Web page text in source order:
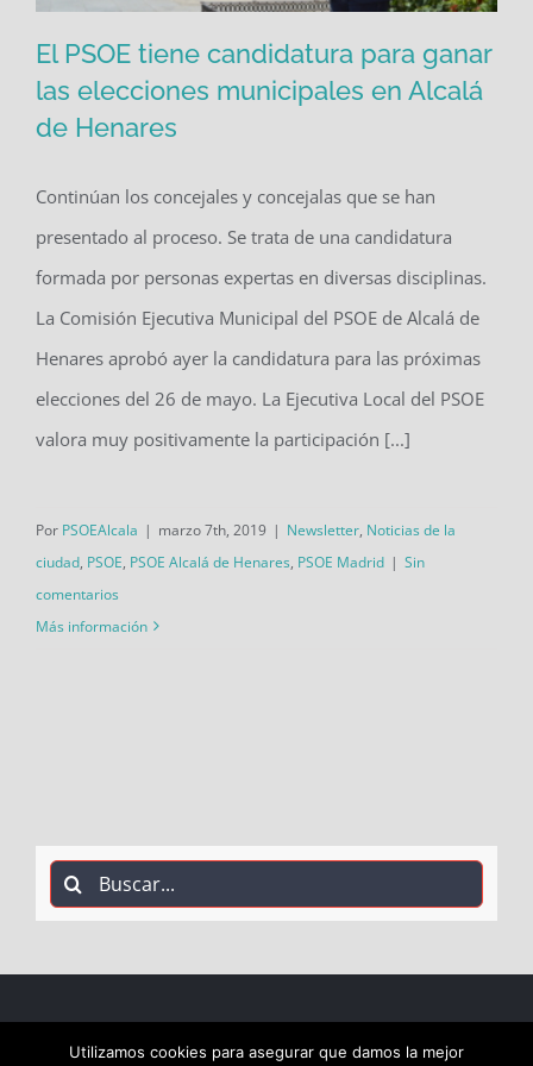
las elecciones municipales en Alcalá
de Henares
El PSOE tiene candidatura para ganar
las elecciones municipales en Alcalá
de Henares
Continúan los concejales y concejalas que se han
presentado al proceso. Se trata de una candidatura
formada por personas expertas en diversas disciplinas.
La Comisión Ejecutiva Municipal del PSOE de Alcalá de
Henares aprobó ayer la candidatura para las próximas
elecciones del 26 de mayo. La Ejecutiva Local del PSOE
valora muy positivamente la participación [...]
Por PSOEAlcala | marzo 7th, 2019 | Newsletter, Noticias de la
ciudad, PSOE, PSOE Alcalá de Henares, PSOE Madrid | Sin
comentarios
Más información
Buscar:
COPYRIGHT 2018 Socialistas de Alcalá PSOE ALCALÁ |
Utilizamos cookies para asegurar que damos la mejor